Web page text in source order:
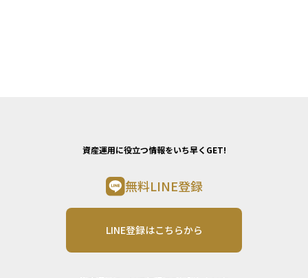
資産運用に役立つ情報をいち早くGET!
無料LINE登録
LINE登録はこちらから